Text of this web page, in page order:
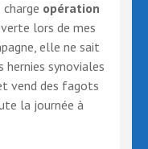
opération
lors de mes
elle ne sait
hernies synoviales
vend des fagots
la journée à